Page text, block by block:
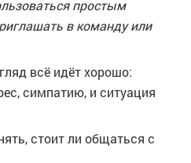
простым
в команду или
всё идёт хорошо:
симпатию, и ситуация
стоит ли общаться с